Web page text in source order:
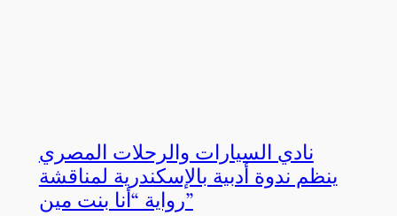
نادي السيارات والرحلات المصري
ينظم ندوة أدبية بالإسكندرية لمناقشة
رواية “أنا بنت مين”